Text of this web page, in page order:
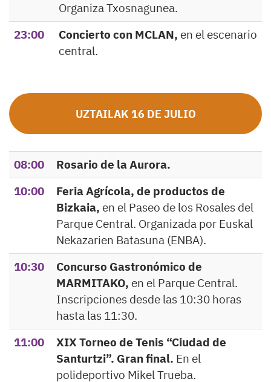
Organiza Txosnagunea.
23:00
Concierto con MCLAN, en el escenario
central.
UZTAILAK 16 DE JULIO
08:00
Rosario de la Aurora.
10:00
Feria Agrícola, de productos de
Bizkaia, en el Paseo de los Rosales del
Parque Central. Organizada por Euskal
Nekazarien Batasuna (ENBA).
10:30
Concurso Gastronómico de
MARMITAKO, en el Parque Central.
Inscripciones desde las 10:30 horas
hasta las 11:30.
11:00
XIX Torneo de Tenis “Ciudad de
Santurtzi”. Gran final. En el
polideportivo Mikel Trueba.